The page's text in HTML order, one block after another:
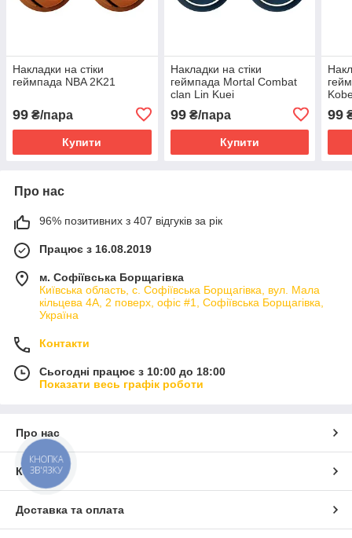
Накладки на стіки
геймпада NBA 2K21
99 ₴/пара
Купити
Накладки на стіки
геймпада Mortal Combat
clan Lin Kuei
99₴/пара
Купити
99
Про нас
96% позитивних з 407 відгуків за рік
Працює з 16.08.2019
м. Софіївська Борщагівка
Київська область, с. Софіївська Борщагівка, вул. Мала
кільцева 4А, 2 поверх, офіс #1, Софіївська Борщагівка,
Україна
Контакти
Сьогодні працює з 10:00 до 18:00
Показати весь графік роботи
Про нас
Контакти
Доставка та оплата
КНОПКА
ЗВ'ЯЗКУ